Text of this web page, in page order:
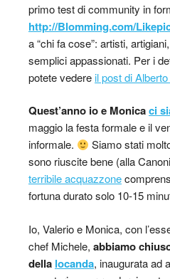
primo test di community in
http://Blomming.com/
a “chi fa cose”: artisti,
semplici appassionati. Per i
potete vedere il post di
Quest’anno io e Monicaci
maggio la festa formale e il
informale.
Siamo stati
sono riuscite bene (alla
terribile acquazzone
fortuna durato solo 10-15
Io, Valerio e Monica, con
chef Michele, abbiamo
della locanda, inaugurata ad